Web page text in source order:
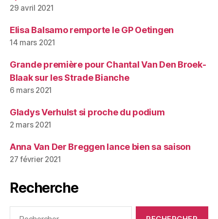
29 avril 2021
Elisa Balsamo remporte le GP Oetingen
14 mars 2021
Grande première pour Chantal Van Den Broek-
Blaak sur les Strade Bianche
6 mars 2021
Gladys Verhulst si proche du podium
2 mars 2021
Anna Van Der Breggen lance bien sa saison
27 février 2021
Recherche